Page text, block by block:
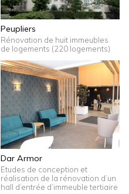
Peupliers
Rénovation de huit immeubles
de logements (220 logements)
Dar Armor
Etudes de conception et
réalisation de la rénovation d’un
hall d’entrée d’immeuble tertiaire